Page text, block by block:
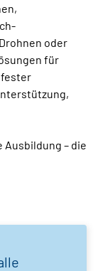
oder
für
fester
– die